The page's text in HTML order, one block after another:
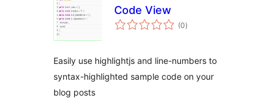
Code View
(0valutazioni
totali
)
Easily use highlightjs and line-numbers to
syntax-highlighted sample code on your
blog posts